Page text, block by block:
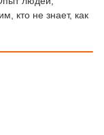
кто не знает, как